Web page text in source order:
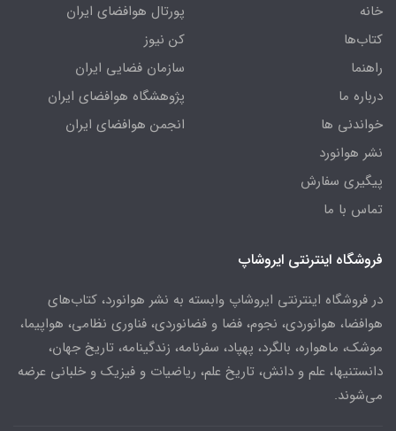
خانه
کتاب‌ها
راهنما
درباره ما
خواندنی ها
نشر هوانورد
پیگیری سفارش
تماس با ما
پورتال هوافضای ایران
کن نیوز
سازمان فضایی ایران
پژوهشگاه هوافضای ایران
انجمن هوافضای ایران
فروشگاه اینترنتی ایروشاپ
در فروشگاه اینترنتی ایروشاپ وابسته به نشر هوانورد، کتاب‌های
هوافضا، هوانوردی، نجوم، فضا و فضانوردی، فناوری نظامی، هواپیما،
موشک، ماهواره، بالگرد، پهپاد، سفرنامه، زندگینامه، تاریخ جهان،
دانستنیها، علم و دانش، تاریخ علم، ریاضیات و فیزیک و خلبانی عرضه
می‌شوند.